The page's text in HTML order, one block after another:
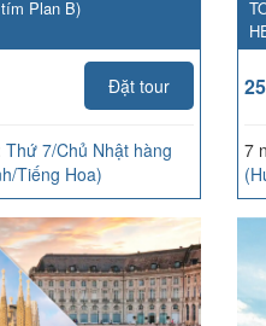
Plan B)
Đặt tour
Thứ 7/Chủ Nhật hàng
Tiếng Hoa)
7